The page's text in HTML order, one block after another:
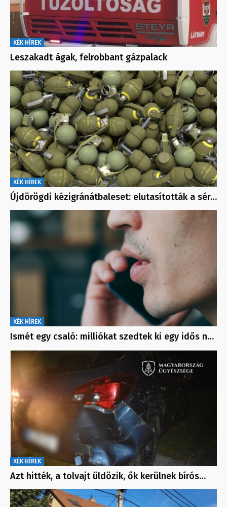
KÉK HÍREK
Leszakadt ágak, felrobbant gázpalack
KÉK HÍREK
Újdörögdi kézigránátbaleset: elutasították a sér…
KÉK HÍREK
Ismét egy csaló: milliókat szedtek ki egy idős n…
KÉK HÍREK
Azt hitték, a tolvajt üldözik, ők kerülnek bírós…